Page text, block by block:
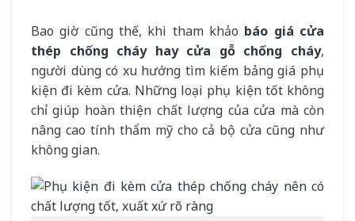
Bao giờ cũng thế, khi tham khảo báo giá cửa
thép chống cháy hay cửa gỗ chống cháy,
người dùng có xu hướng tìm kiếm bảng giá phụ
kiện đi kèm cửa. Những loại phụ kiện tốt không
chỉ giúp hoàn thiện chất lượng của cửa mà còn
nâng cao tính thẩm mỹ cho cả bộ cửa cũng như
không gian.